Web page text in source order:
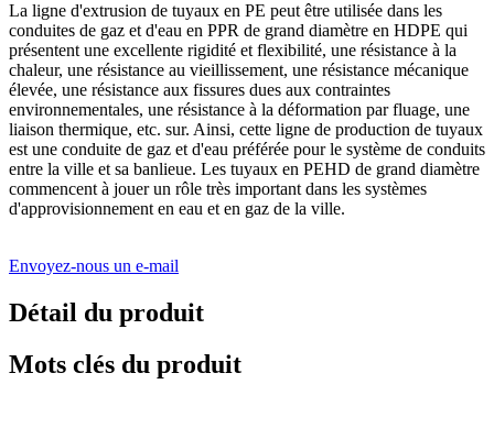
La ligne d'extrusion de tuyaux en PE peut être utilisée dans les
conduites de gaz et d'eau en PPR de grand diamètre en HDPE qui
présentent une excellente rigidité et flexibilité, une résistance à la
chaleur, une résistance au vieillissement, une résistance mécanique
élevée, une résistance aux fissures dues aux contraintes
environnementales, une résistance à la déformation par fluage, une
liaison thermique, etc. sur. Ainsi, cette ligne de production de tuyaux
est une conduite de gaz et d'eau préférée pour le système de conduits
entre la ville et sa banlieue. Les tuyaux en PEHD de grand diamètre
commencent à jouer un rôle très important dans les systèmes
d'approvisionnement en eau et en gaz de la ville.
Envoyez-nous un e-mail
Détail du produit
Mots clés du produit